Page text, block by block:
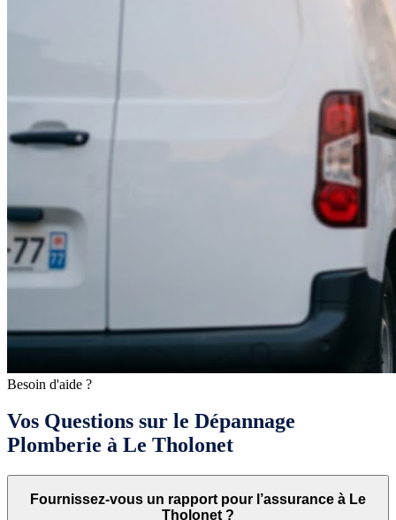
Besoin d'aide ?
Vos Questions sur le Dépannage
Plomberie à Le Tholonet
Fournissez-vous un rapport pour l’assurance à Le
Tholonet ?